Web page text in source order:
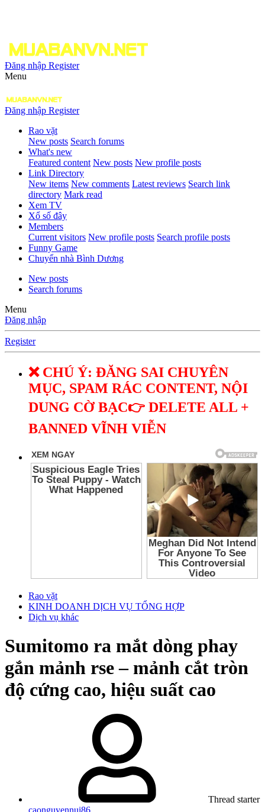
Đăng nhập Register
Menu
Đăng nhập Register
Rao vặt
New posts Search forums
What's new
Featured content New posts New profile posts
Link Directory
New items New comments Latest reviews Search link
directory Mark read
Xem TV
Xổ số đây
Members
Current visitors New profile posts Search profile posts
Funny Game
Chuyển nhà Bình Dương
New posts
Search forums
Menu
Đăng nhập
Register
❌ CHÚ Ý: ĐĂNG SAI CHUYÊN
MỤC, SPAM RÁC CONTENT, NỘI
DUNG CỜ BẠC👉 DELETE ALL +
BANNED VĨNH VIỄN
Rao vặt
KINH DOANH DỊCH VỤ TỔNG HỢP
Dịch vụ khác
Sumitomo ra mắt dòng phay
gắn mảnh rse – mảnh cắt tròn
độ cứng cao, hiệu suất cao
Thread starter
caonguyennui86